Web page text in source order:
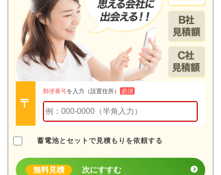
郵便番号を入力（設置住所） 必須
蓄電池とセットで見積もりを依頼する
無料見積 次にすすむ